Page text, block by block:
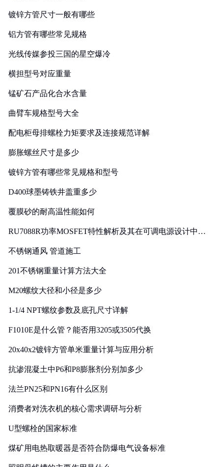
镀锌方管尺寸一般有哪些
铝方管有哪些常见规格
光线传媒参投三国的星空爆冷
横担型号对应重量
锰矿石产品化合水含量
曲臂车规格型号大全
配电柜母排螺栓力矩要求及连接规范详解
膨胀螺丝尺寸是多少
镀锌方管有哪些常见规格和型号
D400球墨铸铁井盖重多少
覆膜砂的耐高温性能如何
RU7088R功率MOSFET特性解析及其在可调电源设计中的
不锈钢通风 管道施工
201不锈钢重量计算方法大全
M20螺纹大径和小径是多少
1-1/4 NPT螺纹参数及底孔尺寸详解
F1010E是什么管？能否用3205或3505代换
20x40x2镀锌方管单米重量计算与应用分析
抗渗混凝土中P6和P8膨胀剂分别加多少
法兰PN25和PN16有什么区别
消费者对洗衣机的核心需求调研与分析
U型螺栓的国家标准
煤矿用电热取暖器是否符合防爆电气设备标准